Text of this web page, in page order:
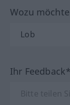
Wozu
Ihr Feedback*